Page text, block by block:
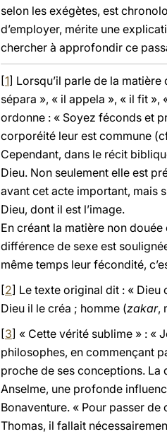
selon les exégètes, est
d’employer, mérite une
chercher à approfondir ce
[1] Lorsqu’il parle de la
sépara », « il appela », « il fit »,
ordonne : « Soyez féconds et
corporéité leur est commune
Cependant, dans le récit
Dieu. Non seulement elle est
avant cet acte important, mais
Dieu, dont il est l’image.
En créant la matière non
différence de sexe est
même temps leur fécondité,
[2] Le texte original dit : « Dieu
Dieu il le créa ; homme (zakar,
[3] « Cette vérité sublime » : «
philosophes, en commençant
proche de ses conceptions. La
Anselme, une profonde
Bonaventure. « Pour passer
Thomas, il fallait